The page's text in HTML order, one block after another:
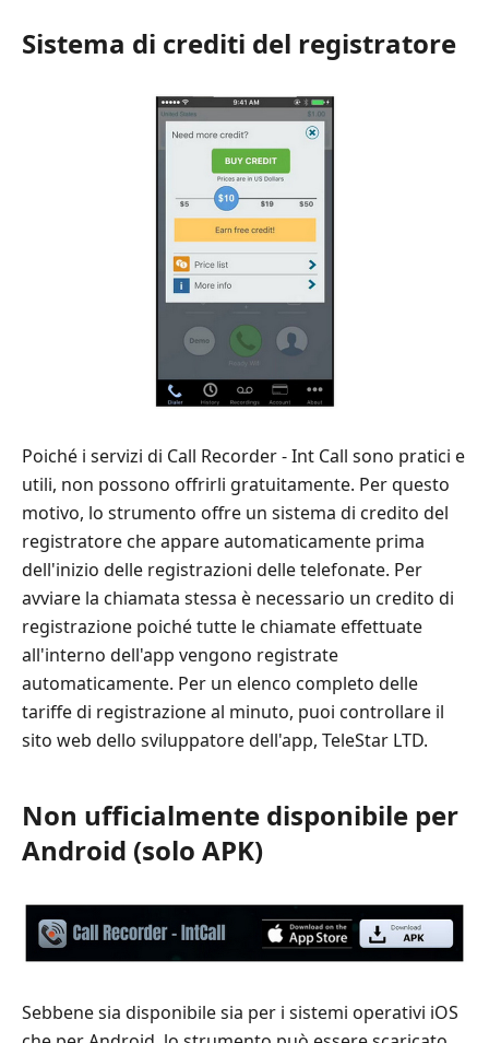
Sistema di crediti del registratore
Poiché i servizi di Call Recorder - Int Call sono pratici e
utili, non possono offrirli gratuitamente. Per questo
motivo, lo strumento offre un sistema di credito del
registratore che appare automaticamente prima
dell'inizio delle registrazioni delle telefonate. Per
avviare la chiamata stessa è necessario un credito di
registrazione poiché tutte le chiamate effettuate
all'interno dell'app vengono registrate
automaticamente. Per un elenco completo delle
tariffe di registrazione al minuto, puoi controllare il
sito web dello sviluppatore dell'app, TeleStar LTD.
Non ufficialmente disponibile per
Android (solo APK)
Sebbene sia disponibile sia per i sistemi operativi iOS